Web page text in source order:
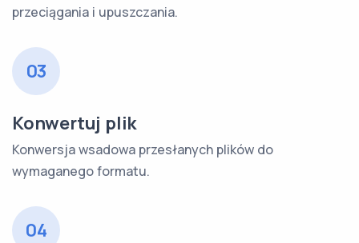
przeciągania i upuszczania.
03
Konwertuj plik
Konwersja wsadowa przesłanych plików do
wymaganego formatu.
04